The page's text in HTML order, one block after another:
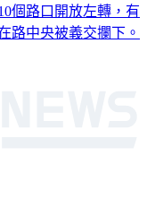
個路口開放左轉，有
路中央被義交攔下。